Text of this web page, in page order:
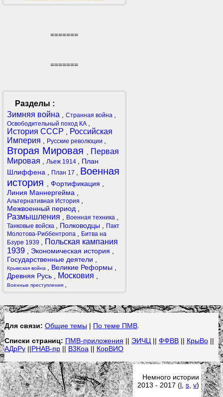
=======
=======
Разделы :
Зимняя война
Странная война
Освободительный поход КА
История СССР
Российская
Империя
Русские революции
Вторая Мировая
Первая
Мировая
Льеж 1914
План
Шлиффена
План 17
Военная
история
Фортификация
Линия Маннергейма
Альтернативная История
Межвоенный период
Размышления Военная техника
Танковые войска Полководцы
Пакт
Молотова-Риббентропа
Битва на
Бзуре 1939
Польская кампания
1939
Экономическая история
Государственные деятели
Крымская война Великие Реформы
Древняя Русь
Московия
Военные преступления
Для связи: Общие темы | По теме ПМВ.
Списки страниц: ПМВ-приложения || ЭИЧЦ || ФФВВ|| КрыВо||
АДрРу||РНАВ-пр|| В3Коа || КорВИО
Немного истории
2013 - 2017 (l ,s ,v)